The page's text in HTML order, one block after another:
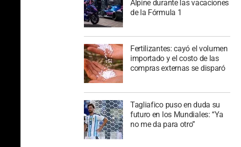
Alpine durante las vacaciones
de la Fórmula 1
Fertilizantes: cayó el volumen
importado y el costo de las
compras externas se disparó
Tagliafico puso en duda su
futuro en los Mundiales: “Ya
no me da para otro”